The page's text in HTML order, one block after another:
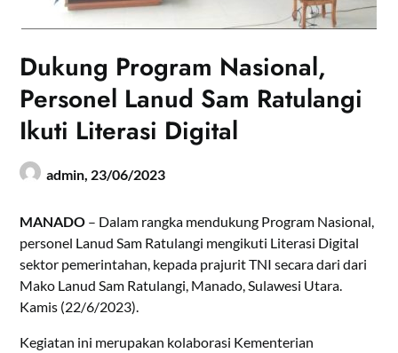
Dukung Program Nasional,
Personel Lanud Sam Ratulangi
Ikuti Literasi Digital
admin, 23/06/2023
MANADO – Dalam rangka mendukung Program Nasional,
personel Lanud Sam Ratulangi mengikuti Literasi Digital
sektor pemerintahan, kepada prajurit TNI secara dari dari
Mako Lanud Sam Ratulangi, Manado, Sulawesi Utara.
Kamis (22/6/2023).
Kegiatan ini merupakan kolaborasi Kementerian